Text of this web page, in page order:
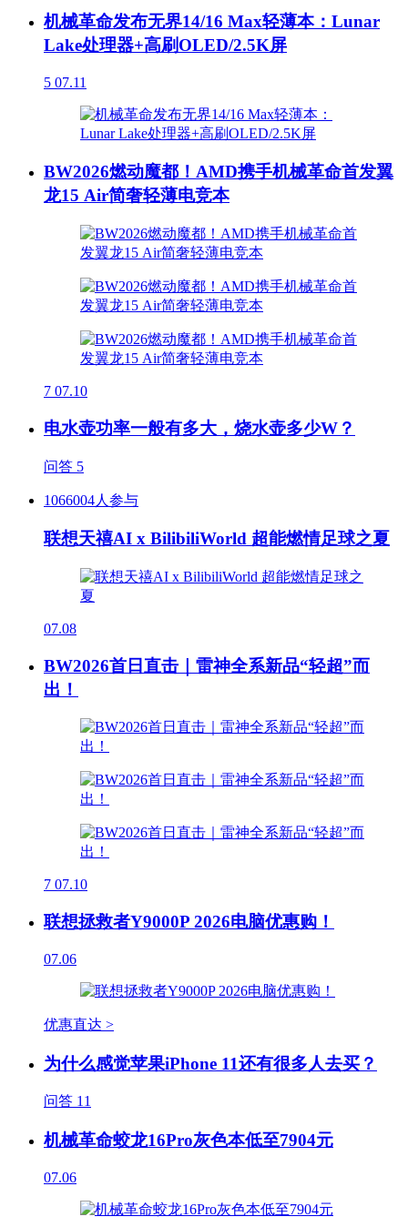
机械革命发布无界14/16 Max轻薄本：Lunar
Lake处理器+高刷OLED/2.5K屏
5 07.11
BW2026燃动魔都！AMD携手机械革命首发翼
龙15 Air简奢轻薄电竞本
7 07.10
电水壶功率一般有多大，烧水壶多少W？
问答 5
1066004人参与
联想天禧AI x BilibiliWorld 超能燃情足球之夏
07.08
BW2026首日直击｜雷神全系新品“轻超”而
出！
7 07.10
联想拯救者Y9000P 2026电脑优惠购！
07.06
优惠直达 >
为什么感觉苹果iPhone 11还有很多人去买？
问答 11
机械革命蛟龙16Pro灰色本低至7904元
07.06